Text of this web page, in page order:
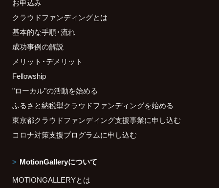
お申込み
クラウドファンディングとは
基本的な手順・流れ
成功事例の解説
メリット・デメリット
Fellowship
"ローカル"の活動を始める
ふるさと納税型クラウドファンディングを始める
東京都クラウドファンディング支援事業に申し込む
コロナ対策支援プログラムに申し込む
MotionGalleryについて
MOTIONGALLERYとは